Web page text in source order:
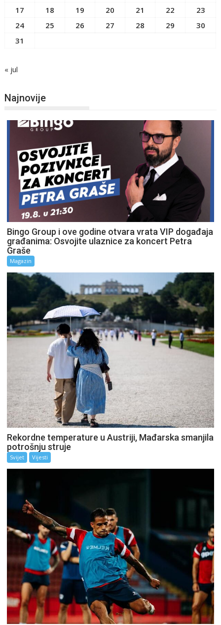
17
18 19 20 21 22
23
24
25 26 27 28 29
30
31
« jul
Najnovije
Bingo Group i ove godine otvara vrata VIP događaja
građanima: Osvojite ulaznice za koncert Petra
Graše
Magazin
Rekordne temperature u Austriji, Mađarska smanjila
potrošnju struje
Svijet Vijesti